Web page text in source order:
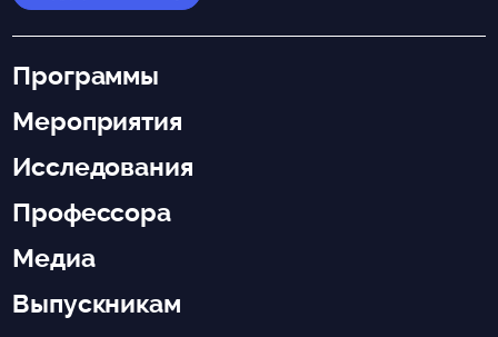
Программы
Мероприятия
Исследования
Профессора
Медиа
Выпускникам